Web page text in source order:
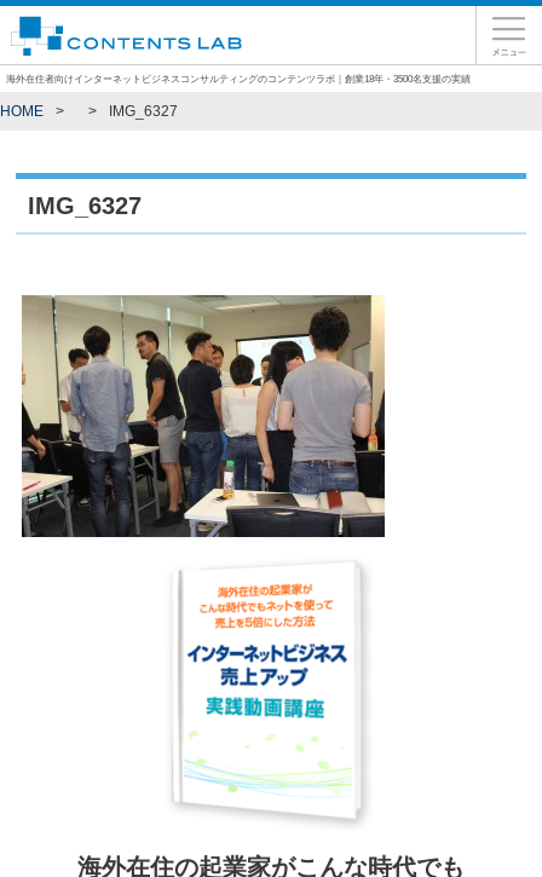
海外在住者向けインターネットビジネスコンサルティングのコンテンツラボ｜創業18年・3500名支援の実績
HOME IMG_6327
IMG_6327
海外在住の起業家がこんな時代でも